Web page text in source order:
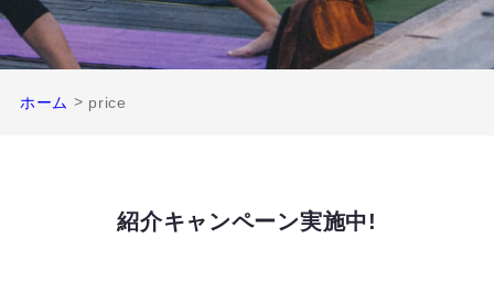
ホーム > price
紹介キャンペーン実施中!